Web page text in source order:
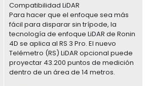
Compatibilidad LiDAR
Para hacer que el enfoque sea más
fácil para disparar sin trípode, la
tecnología de enfoque LiDAR de Ronin
4D se aplica al RS 3 Pro. El nuevo
Telémetro (RS) LiDAR opcional puede
proyectar 43.200 puntos de medición
dentro de un área de 14 metros.